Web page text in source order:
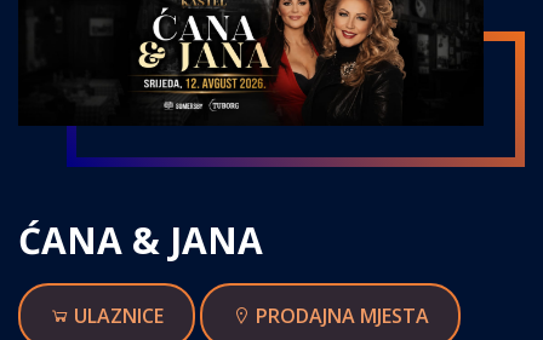
ĆANA & JANA
ULAZNICE PRODAJNA MJESTA